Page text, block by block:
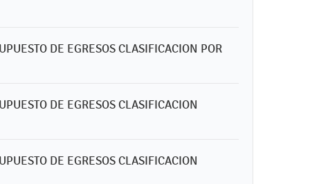
DE EGRESOS CLASIFICACION POR
DE EGRESOS CLASIFICACION
DE EGRESOS CLASIFICACION